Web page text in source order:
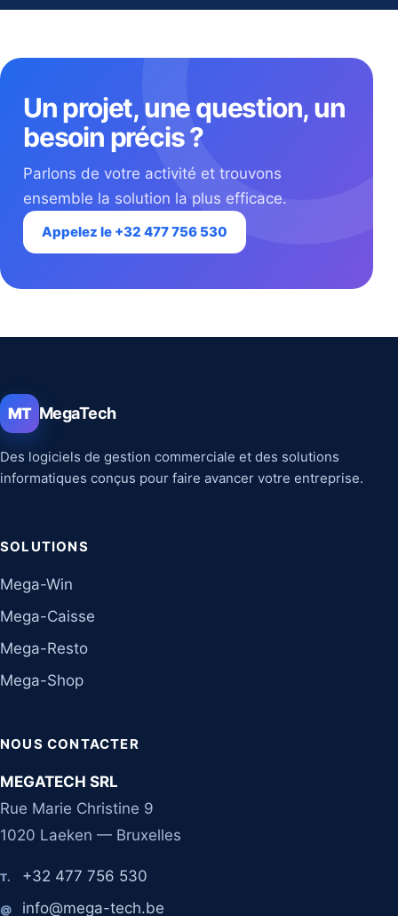
Un projet, une question, un
besoin précis ?
Parlons de votre activité et trouvons
ensemble la solution la plus efficace.
Appelez le +32 477 756 530
MT MegaTech
Des logiciels de gestion commerciale et des solutions
informatiques conçus pour faire avancer votre entreprise.
SOLUTIONS
Mega-Win
Mega-Caisse
Mega-Resto
Mega-Shop
NOUS CONTACTER
MEGATECH SRL
Rue Marie Christine 9
1020 Laeken — Bruxelles
T. +32 477 756 530
@ info@mega-tech.be